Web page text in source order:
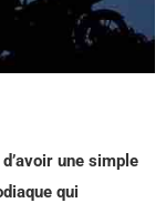
une simple
qui